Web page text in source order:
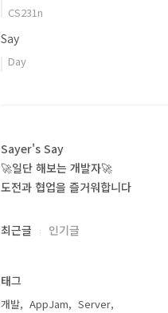
CS231n
Say
Day
Sayer's Say
🚀일단 해보는 개발자🚀
도전과 협업을 즐거워합니다
최근글 인기글
태그
개발 AppJam
Server